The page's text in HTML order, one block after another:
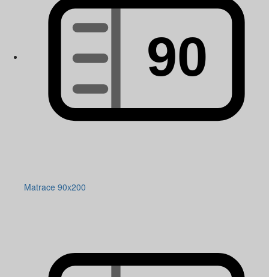
Matrace 90x200